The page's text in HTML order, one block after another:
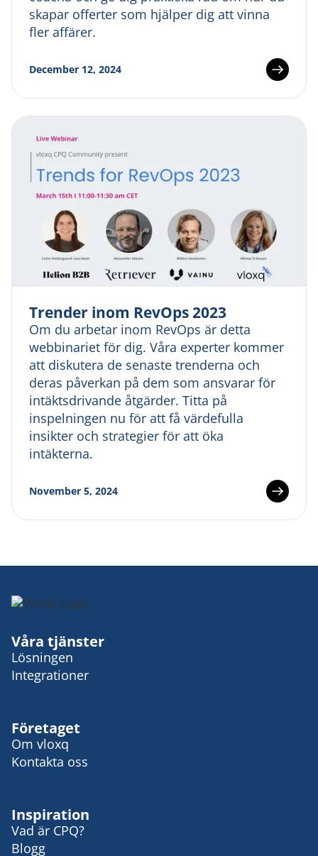
skapar offerter som hjälper dig att vinna
fler affärer.
December 12, 2024
Trender inom RevOps 2023
Om du arbetar inom RevOps är detta
webbinariet för dig. Våra experter kommer
att diskutera de senaste trenderna och
deras påverkan på dem som ansvarar för
intäktsdrivande åtgärder. Titta på
inspelningen nu för att få värdefulla
insikter och strategier för att öka
intäkterna.
November 5, 2024
Våra tjänster
Lösningen
Integrationer
Företaget
Om vloxq
Kontakta oss
Inspiration
Vad är CPQ?
Blogg